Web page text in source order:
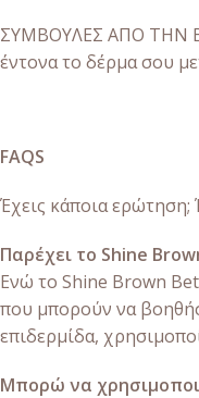
ΣΥΜΒΟΥΛΕΣ ΑΠΟ ΤΗΝ
έντονα το δέρμα σου
FAQS
Έχεις κάποια ερώτηση;
Παρέχει το Shine
Ενώ το Shine Brown
που μπορούν να
επιδερμίδα,
Μπορώ να